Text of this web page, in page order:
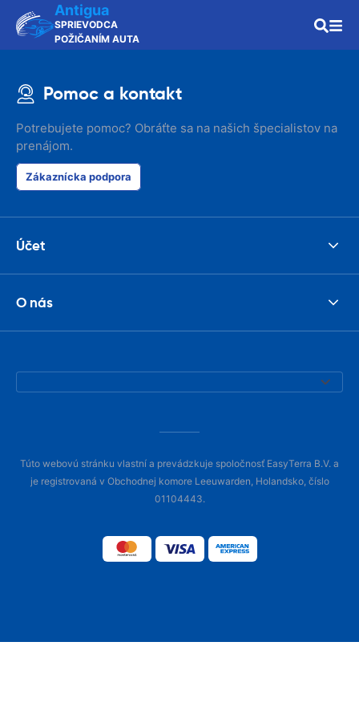
Antigua
SPRIEVODCA
POŽIČANÍM AUTA
Pomoc a kontakt
Potrebujete pomoc? Obráťte sa na našich špecialistov na
prenájom.
Zákaznícka podpora
Účet
O nás
Túto webovú stránku vlastní a prevádzkuje spoločnosť EasyTerra B.V. a
je registrovaná v Obchodnej komore Leeuwarden, Holandsko, číslo
01104443.